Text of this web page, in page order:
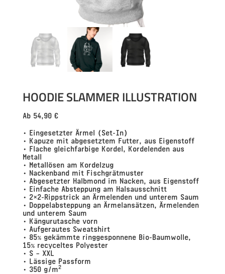
HOODIE SLAMMER ILLUSTRATION
Ab 54,90 €
• Eingesetzter Ärmel (Set-In)
• Kapuze mit abgesetztem Futter, aus Eigenstoff
• Flache gleichfarbige Kordel, Kordelenden aus
Metall
• Metallösen am Kordelzug
• Nackenband mit Fischgrätmuster
• Abgesetzter Halbmond im Nacken, aus Eigenstoff
• Einfache Absteppung am Halsausschnitt
• 2×2-Rippstrick an Ärmelenden und unterem Saum
• Doppelabsteppung an Ärmelansätzen, Ärmelenden
und unterem Saum
• Kängurutasche vorn
• Aufgerautes Sweatshirt
• 85% gekämmte ringgesponnene Bio-Baumwolle,
15% recyceltes Polyester
• S – XXL
• Lässige Passform
• 350 g/m2